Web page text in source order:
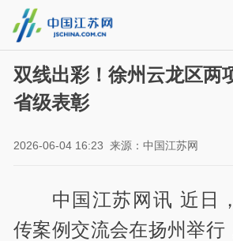
双线出彩！徐州云龙区两
省级表彰
2026-06-04 16:23 来源：中国江苏网
中国江苏网讯 近日
传案例交流会在扬州举行